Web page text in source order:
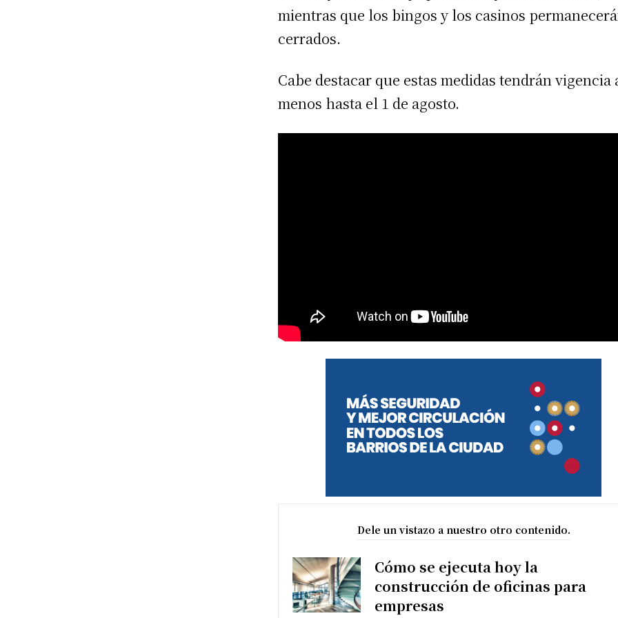
mientras que los bingos y los casinos
cerrados.
Cabe destacar que estas medidas tendrán vigencia
menos hasta el 1 de agosto.
Dele un vistazo a nuestro otro contenido.
Cómo se ejecuta hoy la
construcción de oficinas para
empresas